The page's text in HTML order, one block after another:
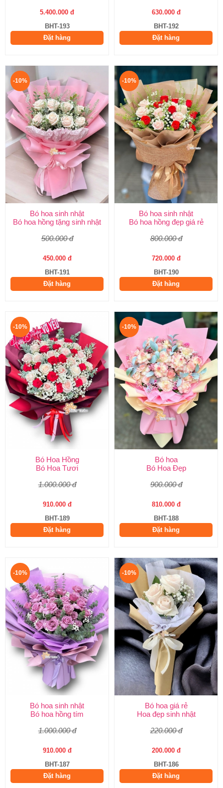
5.400.000 đ
BHT-193
Đặt hàng
630.000 đ
BHT-192
Đặt hàng
-10%
Bó hoa sinh nhật
Bó hoa hồng tặng sinh nhật
500.000 đ
450.000 đ
BHT-191
Đặt hàng
-10%
Bó hoa sinh nhật
Bó hoa hồng đẹp giá rẻ
800.000 đ
720.000 đ
BHT-190
Đặt hàng
-10%
Bó Hoa Hồng
Bó Hoa Tươi
1.000.000 đ
910.000 đ
BHT-189
Đặt hàng
-10%
Bó hoa
Bó Hoa Đẹp
900.000 đ
810.000 đ
BHT-188
Đặt hàng
-10%
Bó hoa sinh nhật
Bó hoa hồng tím
1.000.000 đ
910.000 đ
BHT-187
Đặt hàng
-10%
Bó hoa giá rẻ
Hoa đẹp sinh nhật
220.000 đ
200.000 đ
BHT-186
Đặt hàng